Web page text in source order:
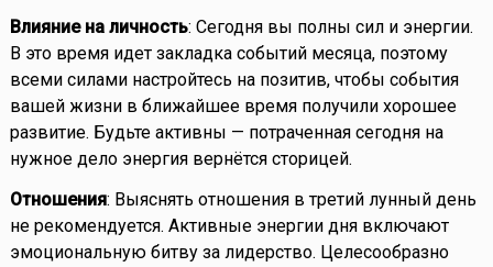
Влияние на личность: Сегодня вы полны сил и энергии.
В это время идет закладка событий месяца, поэтому
всеми силами настройтесь на позитив, чтобы события
вашей жизни в ближайшее время получили хорошее
развитие. Будьте активны — потраченная сегодня на
нужное дело энергия вернётся сторицей.
Отношения: Выяснять отношения в третий лунный день
не рекомендуется. Активные энергии дня включают
эмоциональную битву за лидерство. Целесообразно